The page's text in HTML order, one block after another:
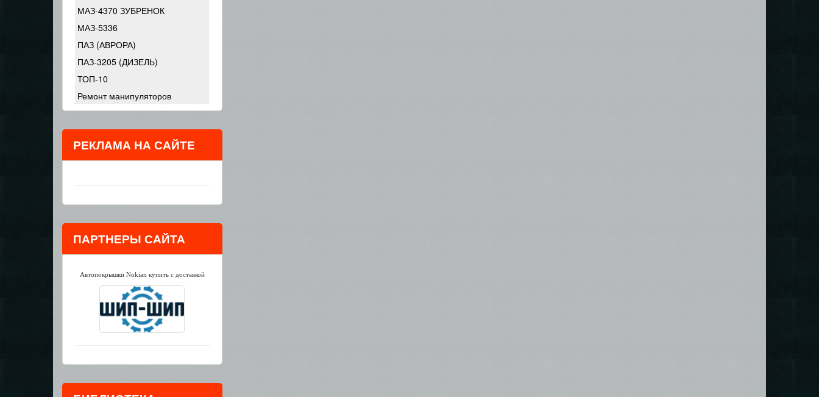
МАЗ-4370 ЗУБРЕНОК
МАЗ-5336
ПАЗ (АВРОРА)
ПАЗ-3205 (ДИЗЕЛЬ)
ТОП-10
Ремонт манипуляторов
РЕКЛАМА НА САЙТЕ
ПАРТНЕРЫ САЙТА
Автопокрышки Nokian купить с доставкой